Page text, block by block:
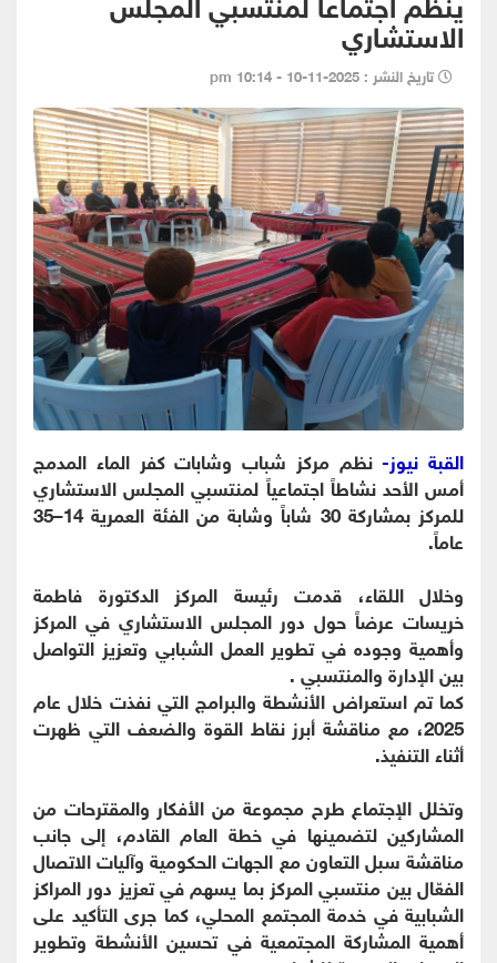
الاستشاري
تاريخ النشر : 2025-11-10 - 10:14 pm
القبة نيوز-نظم مركز شباب وشابات كفر الماء المدمج
أمس الأحد نشاطاً اجتماعياً لمنتسبي المجلس الاستشاري
للمركز بمشاركة 30 شاباً وشابة من الفئة العمرية 14–35
عاماً.
وخلال اللقاء، قدمت رئيسة المركز الدكتورة فاطمة
خريسات عرضاً حول دور المجلس الاستشاري في المركز
وأهمية وجوده في تطوير العمل الشبابي وتعزيز التواصل
بين الإدارة والمنتسبي .
كما تم استعراض الأنشطة والبرامج التي نفذت خلال عام
2025، مع مناقشة أبرز نقاط القوة والضعف التي ظهرت
أثناء التنفيذ.
وتخلل الإجتماع طرح مجموعة من الأفكار والمقترحات من
المشاركين لتضمينها في خطة العام القادم، إلى جانب
مناقشة سبل التعاون مع الجهات الحكومية وآليات الاتصال
الفعّال بين منتسبي المركز بما يسهم في تعزيز دور المراكز
الشبابية في خدمة المجتمع المحلي، كما جرى التأكيد على
أهمية المشاركة المجتمعية في تحسين الأنشطة وتطوير